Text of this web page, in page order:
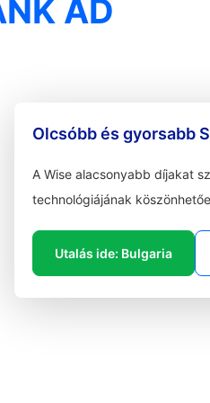
AD
Olcsóbb és gyorsabb
A Wise alacsonyabb díjakat
technológiájának
Utalás ide: Bulgaria